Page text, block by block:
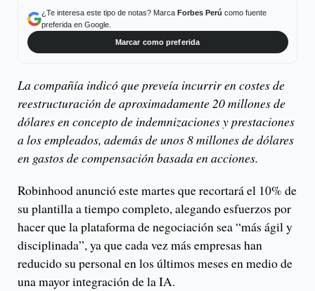
¿Te interesa este tipo de notas? Marca Forbes Perú como fuente
preferida en Google.
Marcar como preferida
La compañía indicó que preveía incurrir en costes de
reestructuración de aproximadamente 20 millones de
dólares en concepto de indemnizaciones y prestaciones
a los empleados, además de unos 8 millones de dólares
en gastos de compensación basada en acciones.
Robinhood anunció este martes que recortará el 10% de
su plantilla a tiempo completo, alegando esfuerzos por
hacer que la plataforma de negociación sea “más ágil y
disciplinada”, ya que cada vez más empresas han
reducido su personal en los últimos meses en medio de
una mayor integración de la IA.